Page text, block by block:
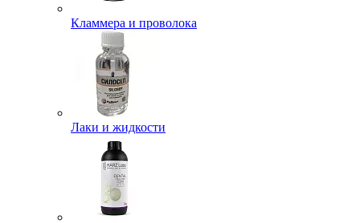
Кламмера и проволока
Лаки и жидкости